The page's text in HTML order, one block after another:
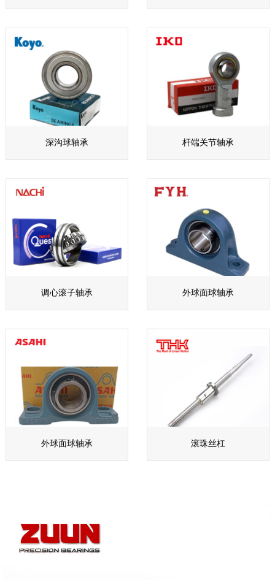
深沟球轴承 杆端关节轴承
调心滚子轴承 外球面球轴承
外球面球轴承 滚珠丝杠